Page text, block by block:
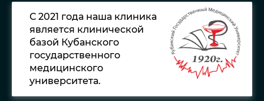
С 2021 года наша клиника
является клинической
базой Кубанского
государственного
медицинского
университета.